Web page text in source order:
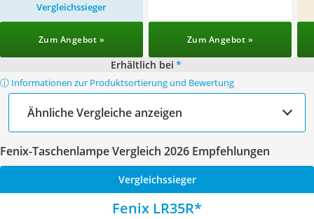
Vergleichssieger
Zum Angebot » Zum Angebot »
Erhältlich bei *
ⓘ Informationen zur Produktsortierung und Bewertung
Ähnliche Vergleiche anzeigen
Fenix-Taschenlampe Vergleich 2026 Empfehlungen
Vergleichssieger
Fenix LR35R